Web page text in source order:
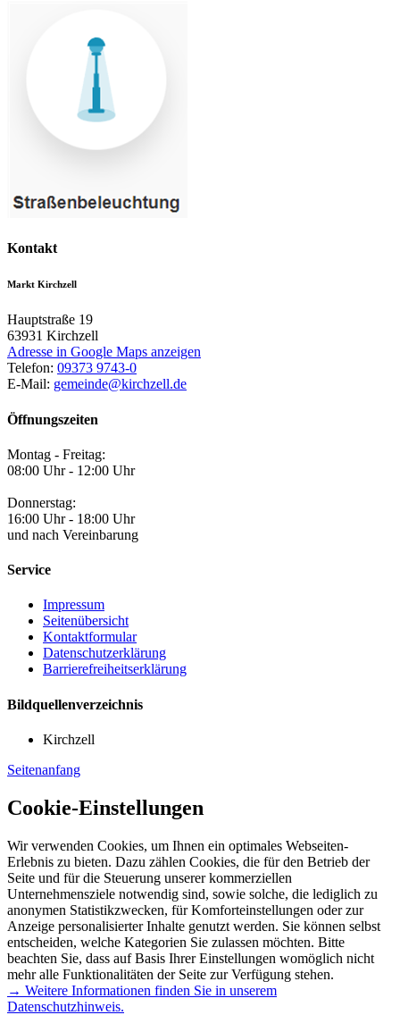
Kontakt
Markt Kirchzell
Hauptstraße 19
63931 Kirchzell
Adresse in Google Maps anzeigen
Telefon: 09373 9743-0
E-Mail: gemeinde@kirchzell.de
Öffnungszeiten
Montag - Freitag:
08:00 Uhr - 12:00 Uhr
Donnerstag:
16:00 Uhr - 18:00 Uhr
und nach Vereinbarung
Service
Impressum
Seitenübersicht
Kontaktformular
Datenschutzerklärung
Barrierefreiheitserklärung
Bildquellenverzeichnis
Kirchzell
Seitenanfang
Cookie-Einstellungen
Wir verwenden Cookies, um Ihnen ein optimales Webseiten-
Erlebnis zu bieten. Dazu zählen Cookies, die für den Betrieb der
Seite und für die Steuerung unserer kommerziellen
Unternehmensziele notwendig sind, sowie solche, die lediglich zu
anonymen Statistikzwecken, für Komforteinstellungen oder zur
Anzeige personalisierter Inhalte genutzt werden. Sie können selbst
entscheiden, welche Kategorien Sie zulassen möchten. Bitte
beachten Sie, dass auf Basis Ihrer Einstellungen womöglich nicht
mehr alle Funktionalitäten der Seite zur Verfügung stehen.
→ Weitere Informationen finden Sie in unserem
Datenschutzhinweis.